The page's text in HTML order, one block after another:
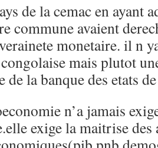
de la cemac en ayant
commune avaient
monetaire. il n
mais plutot
de la banque des etats
n’a jamais
exige la maitrise des